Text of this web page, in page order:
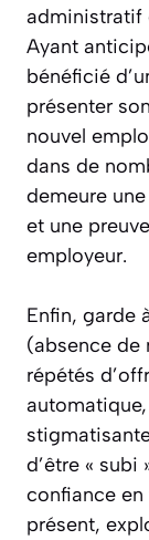
administratif
Ayant
bénéficié
présenter
nouvel
dans de
demeure
et une
employeur.
Enfin, garde
(absence de
répétés
d’être « subi
confiance
présent,